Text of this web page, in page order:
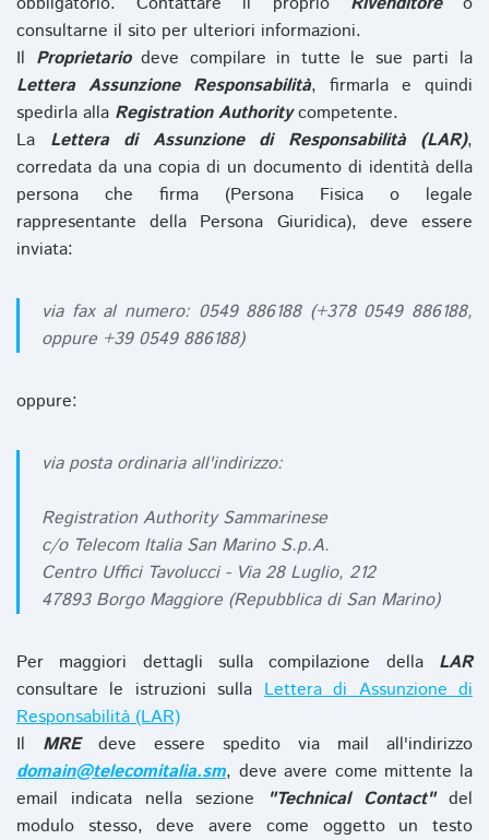
consultarne il sito per ulteriori informazioni.
Il Proprietariodeve compilare in tutte le sue parti la
Lettera Assunzione Responsabilità, firmarla e quindi
spedirla alla Registration Authoritycompetente.
La Lettera di Assunzione di Responsabilità (LAR),
corredata da una copia di un documento di identità della
persona che firma (Persona Fisica o legale
rappresentante della Persona Giuridica), deve essere
inviata:
via fax al numero: 0549 886188 (+378 0549 886188,
oppure +39 0549 886188)
oppure:
via posta ordinaria all'indirizzo:
Registration Authority Sammarinese
c/o Telecom Italia San Marino S.p.A.
Centro Uffici Tavolucci - Via 28 Luglio, 212
47893 Borgo Maggiore (Repubblica di San Marino)
Per maggiori dettagli sulla compilazione della LAR
consultare le istruzioni sullaLettera di Assunzione di
Responsabilità (LAR)
Il MREdeve essere spedito via mail all'indirizzo
domain@telecomitalia.sm, deve avere come mittente la
email indicata nella sezione
"Technical Contact"del
modulo stesso, deve avere come oggetto un testo